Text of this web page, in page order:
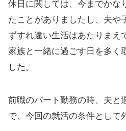
休日に関しては、今までかな
たことがありましたし、夫や
ずすれ違い生活はあたりまえ
家族と一緒に過ごす日を多く
した。
前職のパート勤務の時、夫と
で、今回の就活の条件として